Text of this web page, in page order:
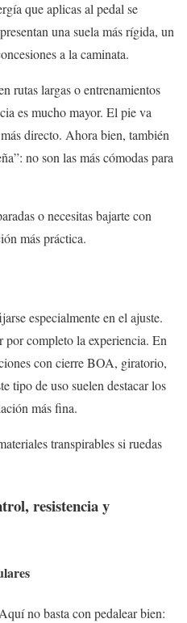
que aplicas al pedal se
una suela más rígida, un
a la caminata.
rutas largas o entrenamientos
es mucho mayor. El pie va
directo. Ahora bien, también
no son las más cómodas para
o necesitas bajarte con
más práctica.
especialmente en el ajuste.
por completo la experiencia. En
con cierre BOA, giratorio,
tipo de uso suelen destacar los
más fina.
transpirables si ruedas
resistencia y
no basta con pedalear bien: